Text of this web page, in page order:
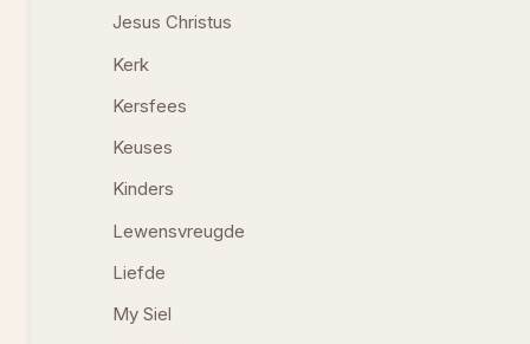
Jesus Christus
Kerk
Kersfees
Keuses
Kinders
Lewensvreugde
Liefde
My Siel